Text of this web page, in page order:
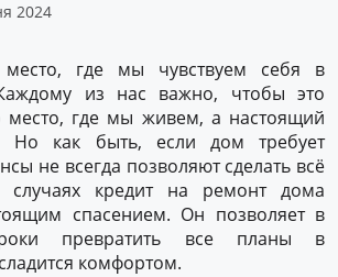
2024
где мы чувствуем себя в
из нас важно, чтобы это
место, где мы живем, а настоящий
Но как быть, если дом требует
не всегда позволяют сделать всё
случаях кредит на ремонт дома
спасением. Он позволяет в
превратить все планы в
комфортом.